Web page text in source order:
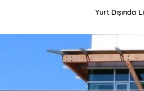
Yurt Dışında